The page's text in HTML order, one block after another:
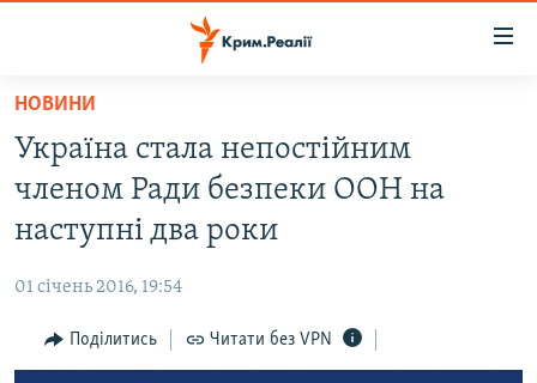
Перейти
основного
матеріалу
до
основної
Перейти
до
ВОДА.КРИМ
ВІДЕО ТА ФОТО
БЛОГИ
ПОГЛЯД
НОВИНИ
Україна стала непостійним
членом Ради безпеки ООН на
наступні два роки
01 січень 2016, 19:54
Поділитись Читати без VPN